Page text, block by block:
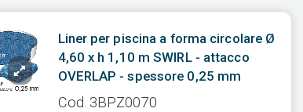
Liner per piscina a forma circolare Ø
4,60 x h 1,10 m SWIRL - attacco
OVERLAP - spessore 0,25 mm
Cod. 3BPZ0070